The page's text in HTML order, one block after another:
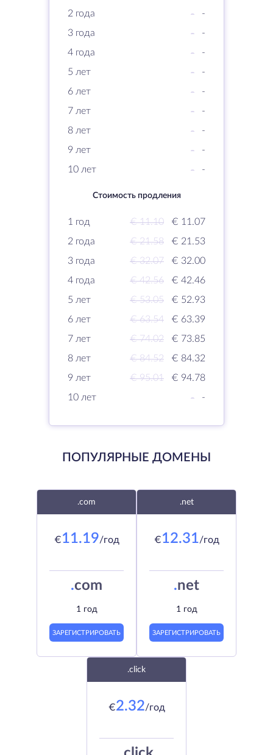
2 года
-
-
3 года
-
-
4 года
-
-
5 лет
-
-
6 лет
-
-
7 лет
-
-
8 лет
-
-
9 лет
-
-
10 лет
- -
Стоимость продления
1 год € 11.10
€ 11.07
2 года
€ 21.58
€ 21.53
3 года
€ 32.07
€ 32.00
4 года
€ 42.56
€ 42.46
5 лет
€ 53.05
€ 52.93
6 лет
€ 63.54
€ 63.39
7 лет
€ 74.02
€ 73.85
8 лет
€ 84.52
€ 84.32
9 лет
€ 95.01
€ 94.78
10 лет
- -
ПОПУЛЯРНЫЕ ДОМЕНЫ
.com
€11.19/год
.com
1 год
ЗАРЕГИСТРИРОВАТЬ
.net
€12.31/год
.net
1 год
ЗАРЕГИСТРИРОВАТЬ
.click
€2.32/год